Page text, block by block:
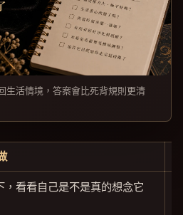
生活情境，答案會比死背規則更清
，看看自己是不是真的想念它